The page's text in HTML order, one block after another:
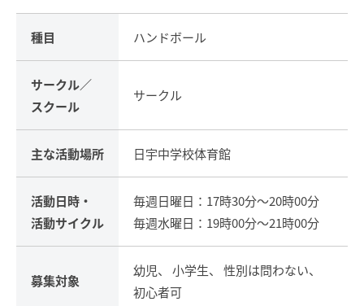
種目 ハンドボール
サークル／
スクール
サークル
主な活動場所 日宇中学校体育館
活動日時・
活動サイクル
毎週日曜日：17時30分～20時00分
毎週水曜日：19時00分～21時00分
募集対象
幼児、 小学生、 性別は問わない、
初心者可